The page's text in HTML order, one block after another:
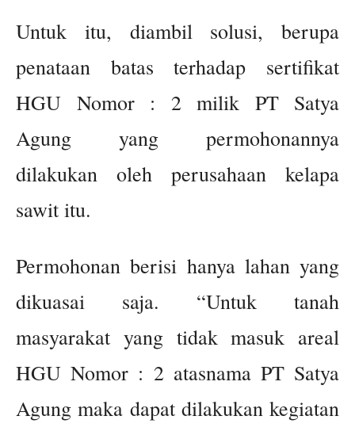
Untuk itu, diambil solusi, berupa
penataan batas terhadap sertifikat
HGU Nomor : 2 milik PT Satya
Agung yang permohonannya
dilakukan oleh perusahaan kelapa
sawit itu.
Permohonan berisi hanya lahan yang
dikuasai saja. “Untuk tanah
masyarakat yang tidak masuk areal
HGU Nomor : 2 atasnama PT Satya
Agung maka dapat dilakukan kegiatan